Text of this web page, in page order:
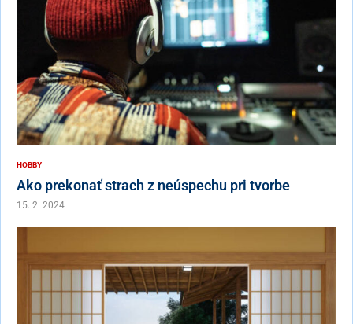
HOBBY
Ako prekonať strach z neúspechu pri tvorbe
15. 2. 2024